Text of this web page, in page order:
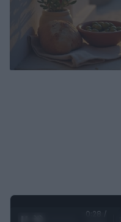
0:29 /